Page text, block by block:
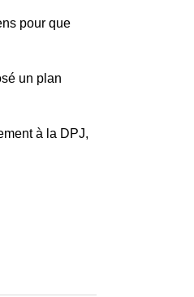
pour que
un plan
à la DPJ,